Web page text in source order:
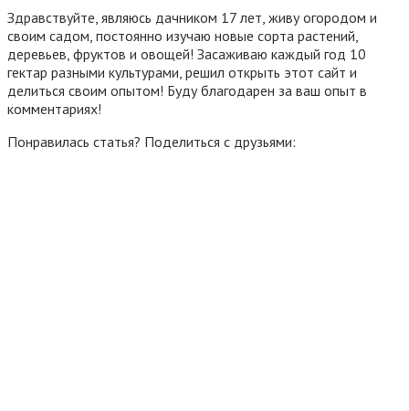
Здравствуйте, являюсь дачником 17 лет, живу огородом и
своим садом, постоянно изучаю новые сорта растений,
деревьев, фруктов и овощей! Засаживаю каждый год 10
гектар разными культурами, решил открыть этот сайт и
делиться своим опытом! Буду благодарен за ваш опыт в
комментариях!
Понравилась статья? Поделиться с друзьями: